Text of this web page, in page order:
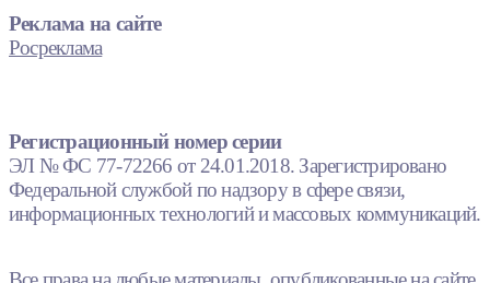
Реклама на сайте
Росреклама
Регистрационный номер серии
ЭЛ № ФС 77-72266 от 24.01.2018. Зарегистрировано
Федеральной службой по надзору в сфере связи,
информационных технологий и массовых коммуникаций.